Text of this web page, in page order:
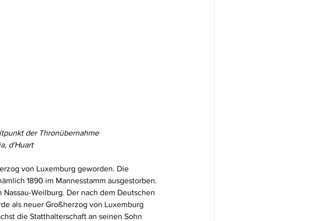
der Thronübernahme
d'Huart
von Luxemburg geworden. Die
1890 im Mannesstamm ausgestorben.
Weilburg. Der nach dem Deutschen
als neuer Großherzog von Luxemburg
die Statthalterschaft an seinen Sohn